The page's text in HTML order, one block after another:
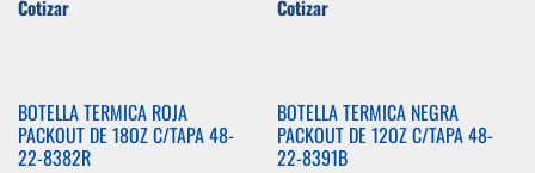
Cotizar Cotizar
BOTELLA TERMICA ROJA
PACKOUT DE 18OZ C/TAPA 48-
22-8382R
BOTELLA TERMICA NEGRA
PACKOUT DE 12OZ C/TAPA 48-
22-8391B